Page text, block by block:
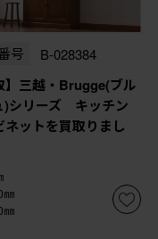
号 B-028384
】三越・Brugge(ブル
)シリーズ キッチン
ネットを買取りまし
㎜
㎜